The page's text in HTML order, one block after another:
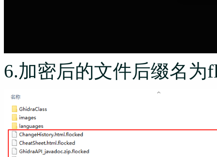
6.加密后的文件后缀名为